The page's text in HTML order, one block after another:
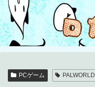
PCゲーム PALWORLD